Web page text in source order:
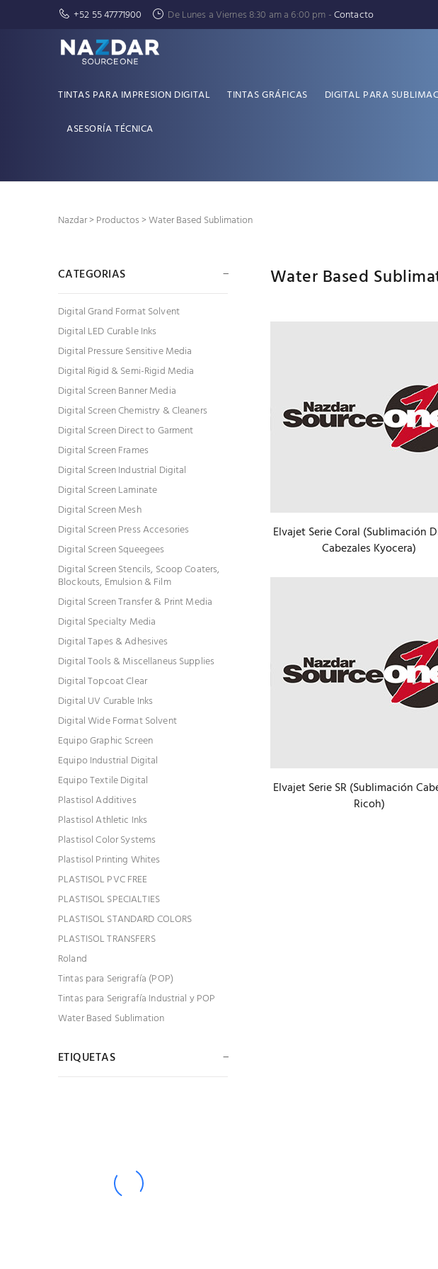
+52 55 47771900 De Lunes a Viernes 8:30 am a 6:00 pm -Contacto
TINTAS PARA IMPRESION DIGITAL TINTAS GRÁFICAS DIGITAL PARA
ASESORÍA TÉCNICA
Nazdar>Productos>Water Based Sublimation
CATEGORIAS
Digital Grand Format Solvent
Digital LED Curable Inks
Digital Pressure Sensitive Media
Digital Rigid & Semi-Rigid Media
Digital Screen Banner Media
Digital Screen Chemistry & Cleaners
Digital Screen Direct to Garment
Digital Screen Frames
Digital Screen Industrial Digital
Digital Screen Laminate
Digital Screen Mesh
Digital Screen Press Accesories
Digital Screen Squeegees
Digital Screen Stencils, Scoop Coaters,
Blockouts, Emulsion & Film
Digital Screen Transfer & Print Media
Digital Specialty Media
Digital Tapes & Adhesives
Digital Tools & Miscellaneus Supplies
Digital Topcoat Clear
Digital UV Curable Inks
Digital Wide Format Solvent
Equipo Graphic Screen
Equipo Industrial Digital
Equipo Textile Digital
Plastisol Additives
Plastisol Athletic Inks
Plastisol Color Systems
Plastisol Printing Whites
PLASTISOL PVC FREE
PLASTISOL SPECIALTIES
PLASTISOL STANDARD COLORS
PLASTISOL TRANSFERS
Roland
Tintas para Serigrafía (POP)
Tintas para Serigrafía Industrial y POP
Water Based Sublimation
ETIQUETAS
Water Based
Elvajet Serie Coral (Sublimación
Cabezales Kyocera)
Elvajet Serie SR (Sublimación
Ricoh)